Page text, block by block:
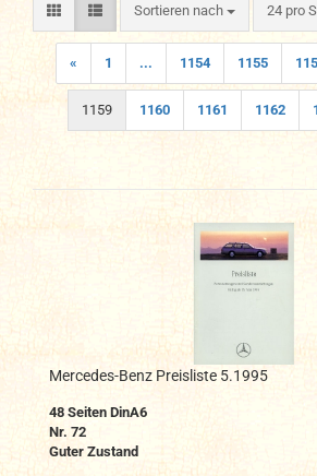
Sortieren nach
Sortieren nach 24 pro
pro
« 1 ... 1154 1155
1159 1160 1161 1162
Mercedes-Benz Preisliste 5.1995
48 Seiten DinA6
Nr. 72
Guter Zustand